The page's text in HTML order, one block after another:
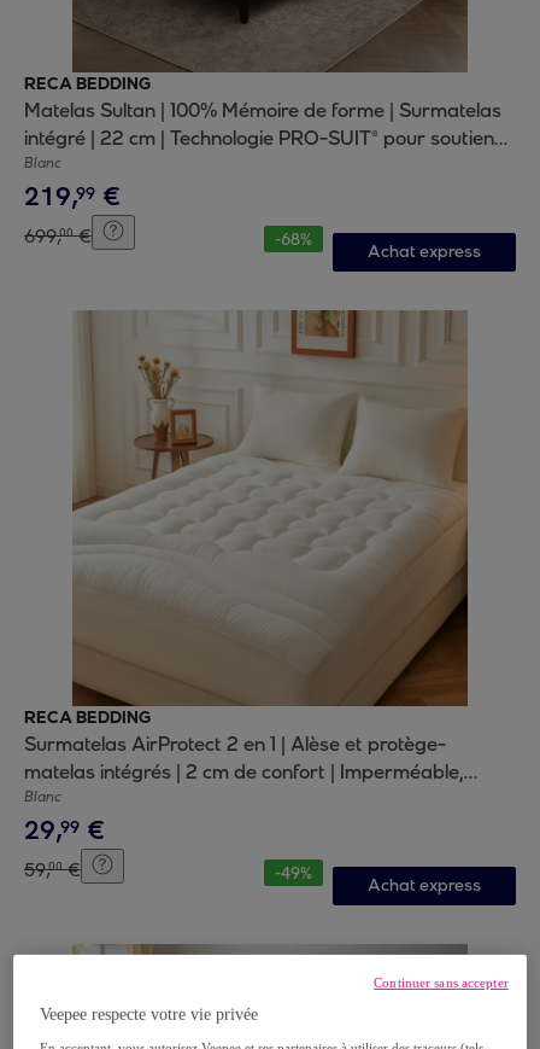
RECA BEDDING
Matelas Sultan | 100% Mémoire de forme | Surmatelas
intégré | 22 cm | Technologie PRO-SUIT® pour soutien
progressif
Blanc
219,99 €
699,00 € -68%
Achat express
RECA BEDDING
Surmatelas AirProtect 2 en 1 | Alèse et protège-
matelas intégrés | 2 cm de confort | Imperméable,
moelleux, aéré, hypoallergénique
Blanc
29,99 €
59,00 € -49%
Achat express
Veepee respecte votre vie privée
Continuer sans accepter